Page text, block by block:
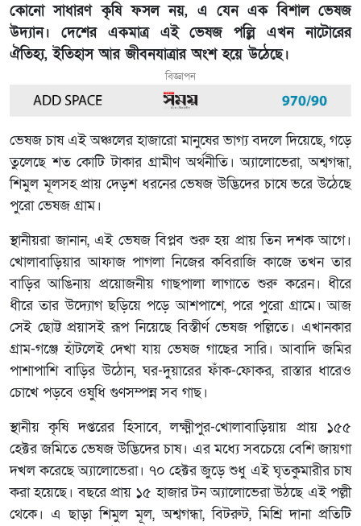
কোনো সাধারণ কৃষি ফসল নয়, এ যেন এক বিশাল ভেষজ
উদ্যান। দেশের একমাত্র এই ভেষজ পল্লি এখন নাটোরের
ঐতিহ্য, ইতিহাস আর জীবনযাত্রার অংশ হয়ে উঠেছে।
বিজ্ঞাপন
ভেষজ চাষ এই অঞ্চলের হাজারো মানুষের ভাগ্য বদলে দিয়েছে, গড়ে
তুলেছে শত কোটি টাকার গ্রামীণ অর্থনীতি। অ্যালোভেরা, অশ্বগন্ধা,
শিমুল মূলসহ প্রায় দেড়শ ধরনের ভেষজ উদ্ভিদের চাষে ভরে উঠেছে
পুরো ভেষজ গ্রাম।
স্থানীয়রা জানান, এই ভেষজ বিপ্লব শুরু হয় প্রায় তিন দশক আগে।
খোলাবাড়িয়ার আফাজ পাগলা নিজের কবিরাজি কাজে তখন তার
বাড়ির আঙিনায় প্রয়োজনীয় গাছপালা লাগাতে শুরু করেন। ধীরে
ধীরে তার উদ্যোগ ছড়িয়ে পড়ে আশপাশে, পরে পুরো গ্রামে। আজ
সেই ছোট্ট প্রয়াসই রূপ নিয়েছে বিস্তীর্ণ ভেষজ পল্লিতে। এখানকার
গ্রাম-গঞ্জে হাঁটলেই দেখা যায় ভেষজ গাছের সারি। আবাদি জমির
পাশাপাশি বাড়ির উঠোন, ঘর-দুয়ারের ফাঁক-ফোকর, রাস্তার ধারেও
চোখে পড়বে ওষুধি গুণসম্পন্ন সব গাছ।
স্থানীয় কৃষি দপ্তরের হিসাবে, লক্ষ্মীপুর-খোলাবাড়িয়ায় প্রায় ১৫৫
হেক্টর জমিতে ভেষজ উদ্ভিদের চাষ। এর মধ্যে সবচেয়ে বেশি জায়গা
দখল করেছে অ্যালোভেরা। ৭০ হেক্টর জুড়ে শুধু এইঘৃতকুমারীর চাষ
করা হয়েছে।বছরে প্রায়১৫হাজার টন অ্যালোভেরা উঠছে এই পল্লী
থেকে। এছাড়া শিমুল মূল,অশ্বগন্ধা,বিটরুট,মিশ্রি দানা প্রতিটি